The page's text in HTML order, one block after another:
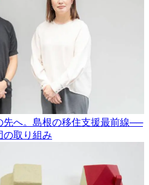
先へ。島根の移住支援最前線──
の取り組み